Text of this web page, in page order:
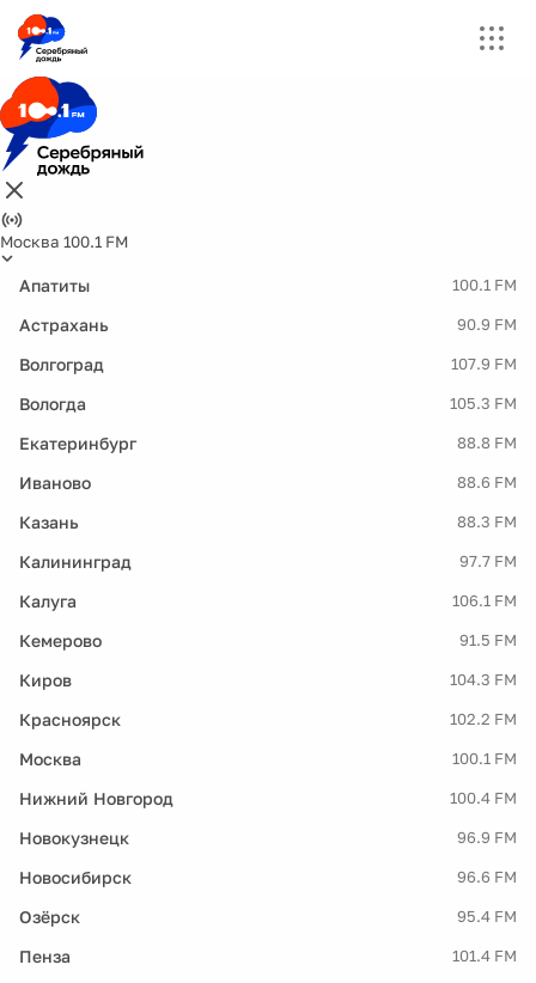
Москва 100.1 FM
Апатиты 100.1 FM
Астрахань 90.9 FM
Волгоград 107.9 FM
Вологда 105.3 FM
Екатеринбург 88.8 FM
Иваново 88.6 FM
Казань 88.3 FM
Калининград 97.7 FM
Калуга 106.1 FM
Кемерово 91.5 FM
Киров 104.3 FM
Красноярск 102.2 FM
Москва 100.1 FM
Нижний Новгород 100.4 FM
Новокузнецк 96.9 FM
Новосибирск 96.6 FM
Озёрск 95.4 FM
Пенза 101.4 FM